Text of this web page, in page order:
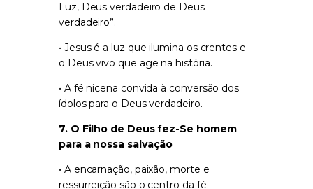
Luz, Deus verdadeiro de Deus
verdadeiro”.
• Jesus é a luz que ilumina os crentes e
o Deus vivo que age na história.
• A fé nicena convida à conversão dos
ídolos para o Deus verdadeiro.
7. O Filho de Deus fez-Se homem
para a nossa salvação
• A encarnação, paixão, morte e
ressurreição são o centro da fé.